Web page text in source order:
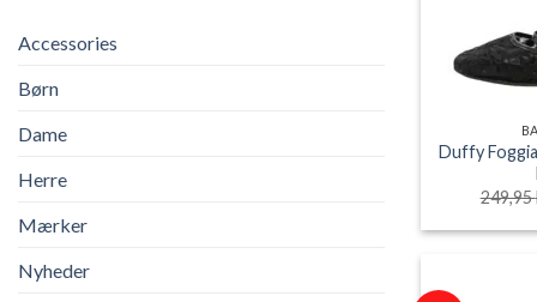
Accessories
Børn
Dame
Herre
Mærker
Nyheder
Duffy
249,95